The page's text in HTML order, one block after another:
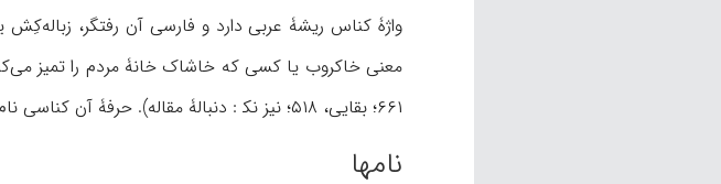
واژۀ کناس ریشۀ عربی دارد و فارسی آن رفتگر،
معنی خاکروب یا کسی که خاشاک خانۀ مردم را تمیز
۶۶۱؛ بقایی، ۵۱۸؛ نیز نک‍ : دنبالۀ مقاله). حرفۀ آن کناسی نام دارد (
نامها